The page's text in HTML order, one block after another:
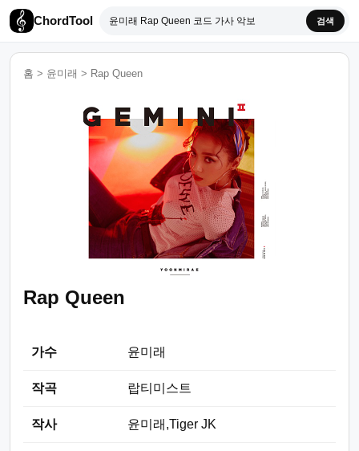
ChordTool 검색
홈 > 윤미래 > Rap Queen
Rap Queen
가수 윤미래
작곡 랍티미스트
작사 윤미래,Tiger JK